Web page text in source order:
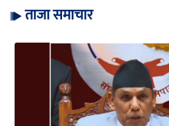
ताजा समाचार